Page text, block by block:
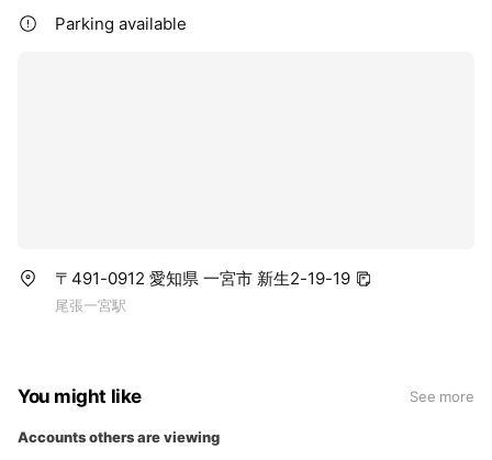
Parking available
〒491-0912 愛知県 一宮市 新生2-19-19
尾張一宮駅
You might like See more
Accounts others are viewing